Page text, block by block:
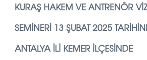
KURAŞ HAKEM VE ANTRENÖR
SEMINERI 13 ŞUBAT 2025
ANTALYA ILI KEMER İLÇESİNDE